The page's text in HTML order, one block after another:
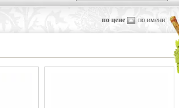
по цене по имени